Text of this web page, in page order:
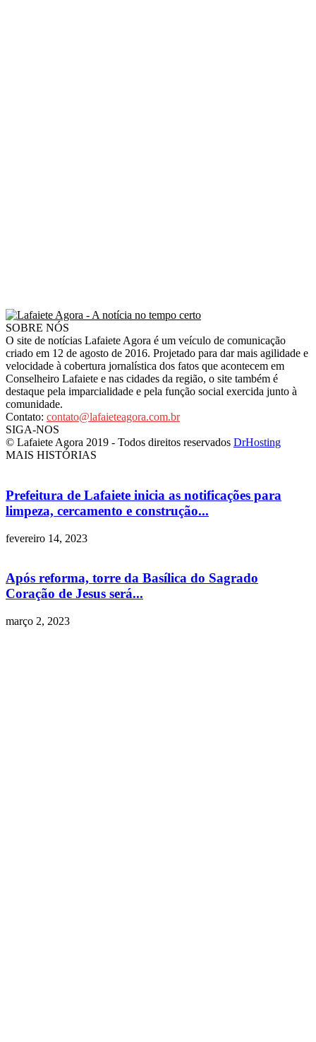
SOBRE NÓS
O site de notícias Lafaiete Agora é um veículo de comunicação
criado em 12 de agosto de 2016. Projetado para dar mais agilidade e
velocidade à cobertura jornalística dos fatos que acontecem em
Conselheiro Lafaiete e nas cidades da região, o site também é
destaque pela imparcialidade e pela função social exercida junto à
comunidade.
Contato: contato@lafaieteagora.com.br
SIGA-NOS
© Lafaiete Agora 2019 - Todos direitos reservados DrHosting
MAIS HISTÓRIAS
Prefeitura de Lafaiete inicia as notificações para
limpeza, cercamento e construção...
fevereiro 14, 2023
Após reforma, torre da Basílica do Sagrado
Coração de Jesus será...
março 2, 2023